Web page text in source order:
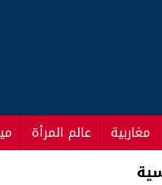
مغاربية عالم المرأة